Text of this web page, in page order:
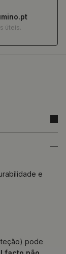
e
pode
úteis.